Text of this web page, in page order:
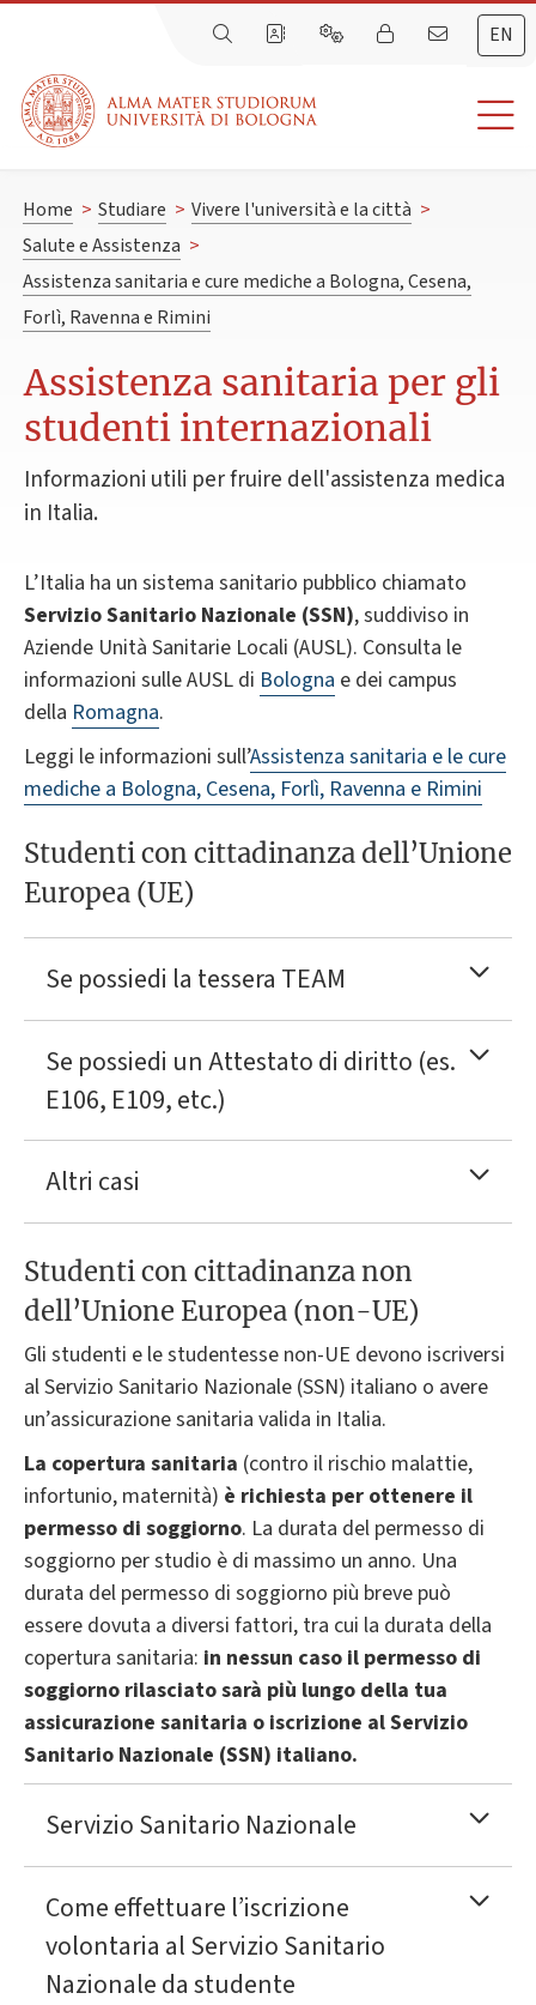
EN
Home > Studiare > Vivere l'università e la città >
Salute e Assistenza >
Assistenza sanitaria e cure mediche a Bologna, Cesena,
Forlì, Ravenna e Rimini
Assistenza sanitaria per gli
studenti internazionali
Informazioni utili per fruire dell'assistenza medica
in Italia.
L’Italia ha un sistema sanitario pubblico chiamato
Servizio Sanitario Nazionale (SSN), suddiviso in
Aziende Unità Sanitarie Locali (AUSL). Consulta le
informazioni sulle AUSL di Bologna e dei campus
della Romagna.
Leggi le informazioni sull’Assistenza sanitaria e le cure
mediche a Bologna, Cesena, Forlì, Ravenna e Rimini
Studenti con cittadinanza dell’Unione
Europea (UE)
Se possiedi la tessera TEAM
Se possiedi un Attestato di diritto (es.
E106, E109, etc.)
Altri casi
Studenti con cittadinanza non
dell’Unione Europea (non-UE)
Gli studenti e le studentesse non-UE devono iscriversi
al Servizio Sanitario Nazionale (SSN) italiano o avere
un’assicurazione sanitaria valida in Italia.
La copertura sanitaria (contro il rischio malattie,
infortunio, maternità) è richiesta per ottenere il
permesso di soggiorno. La durata del permesso di
soggiorno per studio è di massimo un anno. Una
durata del permesso di soggiorno più breve può
essere dovuta a diversi fattori, tra cui la durata della
copertura sanitaria: in nessun caso il permesso di
soggiorno rilasciato sarà più lungo della tua
assicurazione sanitaria o iscrizione al Servizio
Sanitario Nazionale (SSN) italiano.
Servizio Sanitario Nazionale
Come effettuare l’iscrizione
volontaria al Servizio Sanitario
Nazionale da studente